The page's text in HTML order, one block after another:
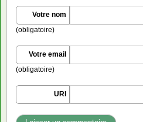
Votre nom
(obligatoire)
Votre email
(obligatoire)
URI